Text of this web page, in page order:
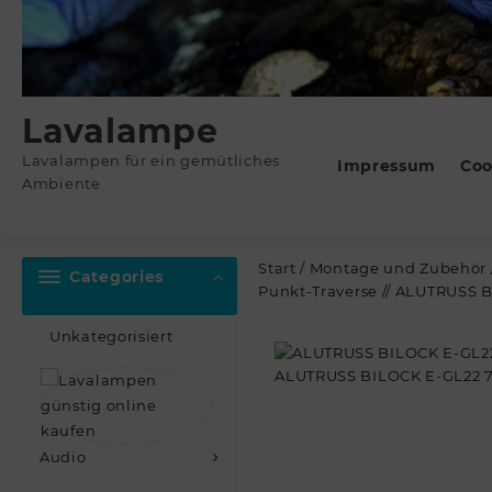
Lavalampe
Lavalampen für ein gemütliches
Ambiente
Impressum
Categories
Unkategorisiert
Audio
Start / Montage und Zubehör
Punkt-Traverse // ALUTRUSS